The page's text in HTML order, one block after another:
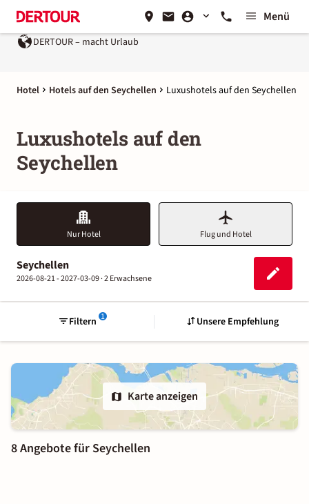
Menü
DERTOUR – macht Urlaub
Hotel Hotels auf den Seychellen Luxushotels auf den Seychellen
Luxushotels auf den
Seychellen
Nur Hotel Flug und Hotel
Seychellen
2026-08-21 - 2027-03-09 ·2 Erwachsene
1
Filtern Unsere Empfehlung
Karte anzeigen
8 Angebote für Seychellen